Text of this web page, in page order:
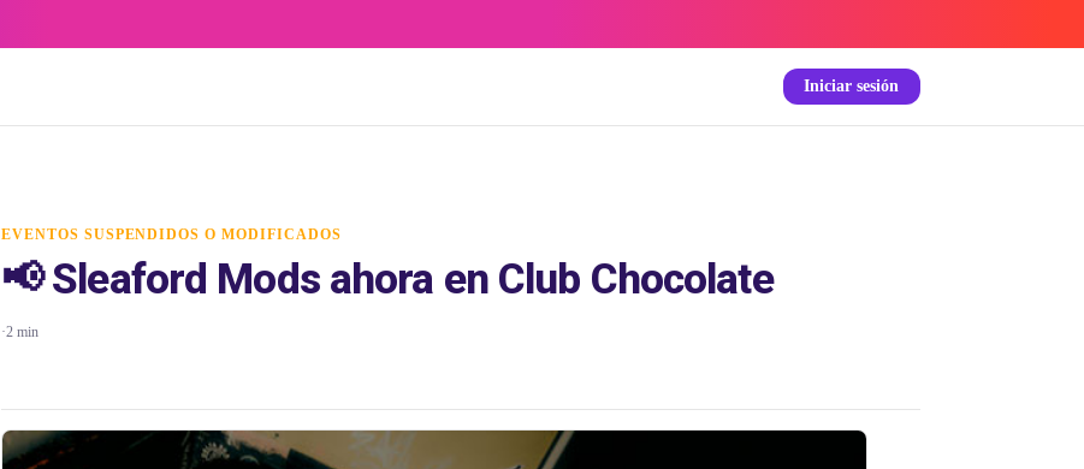
Iniciar sesión
EVENTOS SUSPENDIDOS O MODIFICADOS
📢 Sleaford Mods ahora en Club Chocolate
·2 min